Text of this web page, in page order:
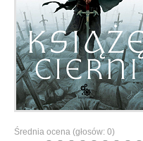
Średnia ocena (głosów: 0)